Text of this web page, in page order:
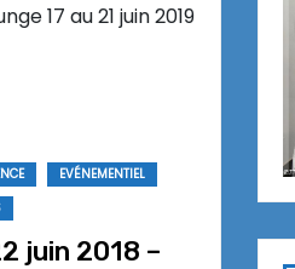
17 au 21 juin 2019
EVÉNEMENTIEL
juin 2018 –